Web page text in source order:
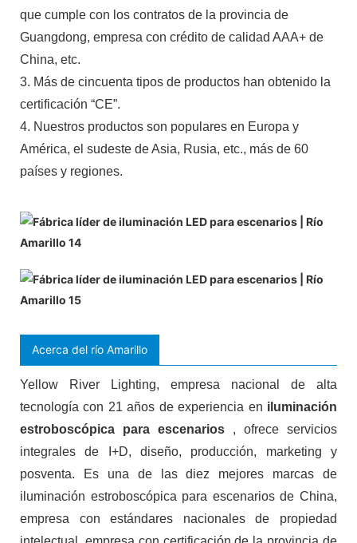
que cumple con los contratos de la provincia de
Guangdong, empresa con crédito de calidad AAA+ de
China, etc.
3. Más de cincuenta tipos de productos han obtenido la
certificación “CE”.
4. Nuestros productos son populares en Europa y
América, el sudeste de Asia, Rusia, etc., más de 60
países y regiones.
Acerca del río Amarillo
Yellow River Lighting, empresa nacional de alta
tecnología con 21 años de experiencia en iluminación
estroboscópica para escenarios , ofrece servicios
integrales de I+D, diseño, producción, marketing y
posventa. Es una de las diez mejores marcas de
iluminación estroboscópica para escenarios de China,
empresa con estándares nacionales de propiedad